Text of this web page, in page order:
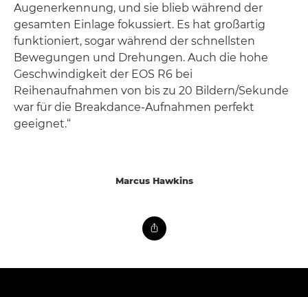
Augenerkennung, und sie blieb während der
gesamten Einlage fokussiert. Es hat großartig
funktioniert, sogar während der schnellsten
Bewegungen und Drehungen. Auch die hohe
Geschwindigkeit der EOS R6 bei
Reihenaufnahmen von bis zu 20 Bildern/Sekunde
war für die Breakdance-Aufnahmen perfekt
geeignet.“
Marcus Hawkins